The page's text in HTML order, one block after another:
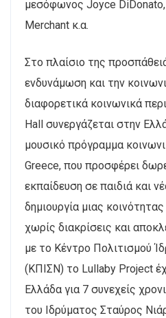
μεσόφωνος Joyce
Merchant κ.α.
Στο πλαίσιο της
ενδυνάμωση και την
διαφορετικά κοινωνικά
Hall συνεργάζεται στην
μουσικό πρόγραμμα
Greece, που προσφέρει
εκπαίδευση σε παιδιά και
δημιουργία μιας
χωρίς διακρίσεις και
με το Κέντρο Πολιτισμού
(ΚΠΙΣΝ) το Lullaby Project
Ελλάδα για 7 συνεχείς
του Ιδρύματος Σταύρος